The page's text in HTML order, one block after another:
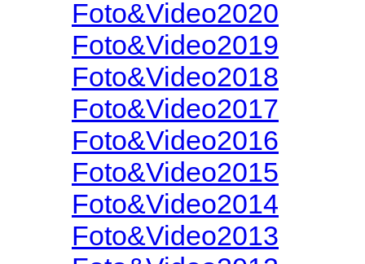
Foto&Video2020
Foto&Video2019
Foto&Video2018
Foto&Video2017
Foto&Video2016
Foto&Video2015
Foto&Video2014
Foto&Video2013